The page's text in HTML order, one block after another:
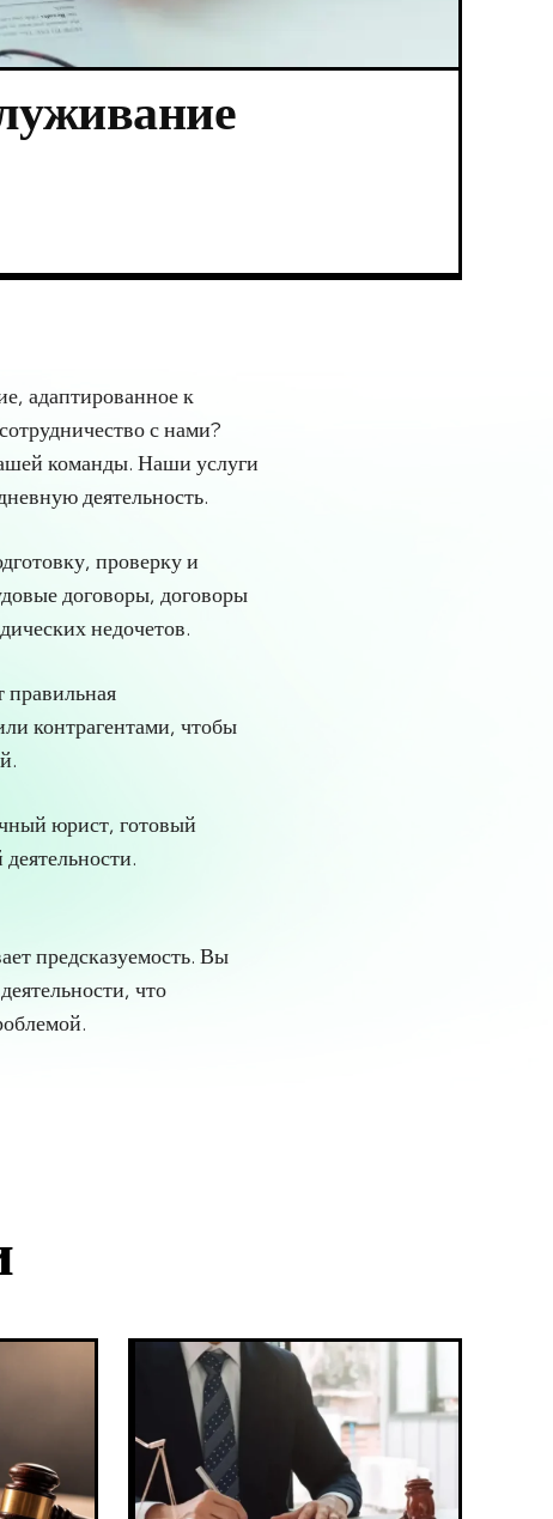
адаптированное к
с нами?
команды. Наши услуги
деятельность.
проверку и
договоры, договоры
недочетов.
правильная
контрагентами, чтобы
юрист, готовый
предсказуемость. Вы
что